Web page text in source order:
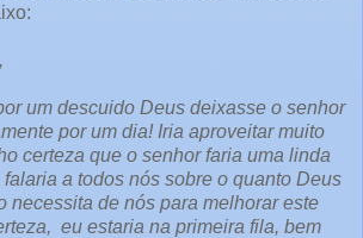
um descuido Deus deixasse o senhor
por um dia! Iria aproveitar muito
certeza que o senhor faria uma linda
a todos nós sobre o quanto Deus
necessita de nós para melhorar este
eu estaria na primeira fila, bem